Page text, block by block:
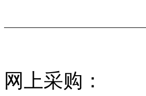
网上采购：